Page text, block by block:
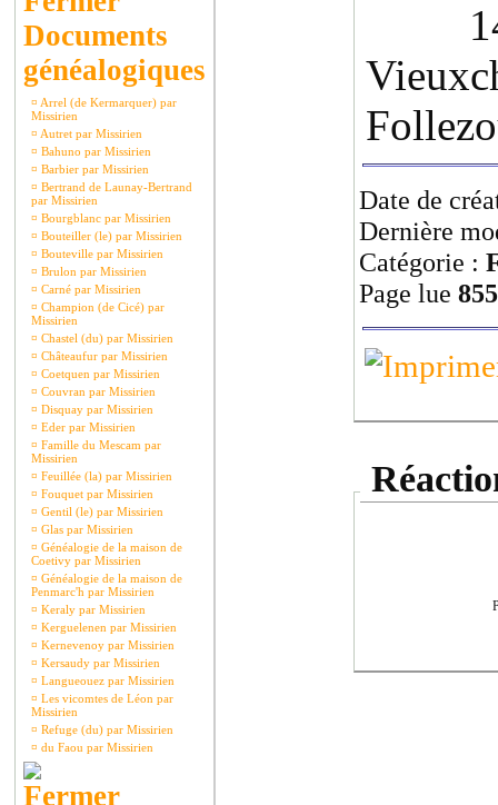
Documents
généalogiques
¤ Arrel (de Kermarquer) par
Missirien
¤ Autret par Missirien
¤ Bahuno par Missirien
¤ Barbier par Missirien
¤ Bertrand de Launay-Bertrand
par Missirien
¤ Bourgblanc par Missirien
¤ Bouteiller (le) par Missirien
¤ Bouteville par Missirien
¤ Brulon par Missirien
¤ Carné par Missirien
¤ Champion (de Cicé) par
Missirien
¤ Chastel (du) par Missirien
¤ Châteaufur par Missirien
¤ Coetquen par Missirien
¤ Couvran par Missirien
¤ Disquay par Missirien
¤ Eder par Missirien
¤ Famille du Mescam par
Missirien
¤ Feuillée (la) par Missirien
¤ Fouquet par Missirien
¤ Gentil (le) par Missirien
¤ Glas par Missirien
¤ Généalogie de la maison de
Coetivy par Missirien
¤ Généalogie de la maison de
Penmarc'h par Missirien
¤ Keraly par Missirien
¤ Kerguelenen par Missirien
¤ Kernevenoy par Missirien
¤ Kersaudy par Missirien
¤ Langueouez par Missirien
¤ Les vicomtes de Léon par
Missirien
¤ Refuge (du) par Missirien
¤ du Faou par Missirien
Date de
Dernière
Catégorie :
Page lue